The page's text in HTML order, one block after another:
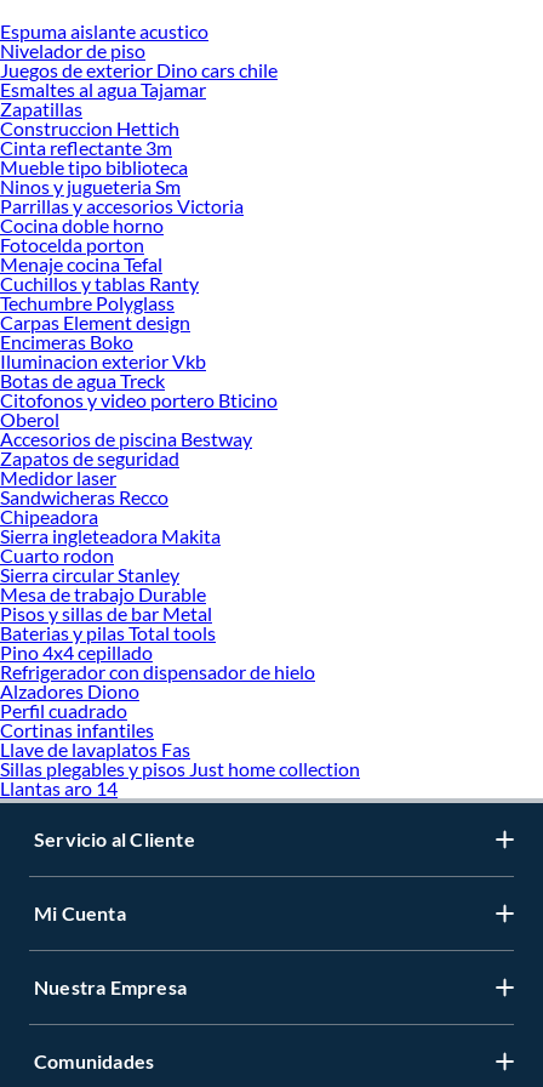
Desde remodelaciones hasta proyectos de decoración, estamos aquí para hacer
tus ideas realidad. ¡Visítanos y encuentra todo lo que tenemos para ofrecerte en
Estantes!
Explora la variedad de productos de Estantes en Sodimac
Herramientas, materiales y accesorios de calidad para tus proyectos y
renovación de espacios. ¡Visítanos y descubre todo lo que tenemos para
ofrecerte!
Encuentra una amplia variedad de productos de Estantes en Sodimac.
Encuentra todo lo necesario para tus proyectos de renovación y decoración.
¡Visítanos y haz tus ideas realidad!
Espuma aislante acustico
Nivelador de piso
Juegos de exterior Dino cars chile
Esmaltes al agua Tajamar
Zapatillas
Construccion Hettich
Cinta reflectante 3m
Mueble tipo biblioteca
Ninos y jugueteria Sm
Parrillas y accesorios Victoria
Cocina doble horno
Fotocelda porton
Menaje cocina Tefal
Cuchillos y tablas Ranty
Techumbre Polyglass
Carpas Element design
Encimeras Boko
Iluminacion exterior Vkb
Botas de agua Treck
Citofonos y video portero Bticino
Oberol
Accesorios de piscina Bestway
Zapatos de seguridad
Medidor laser
Sandwicheras Recco
Chipeadora
Sierra ingleteadora Makita
Cuarto rodon
Sierra circular Stanley
Mesa de trabajo Durable
Pisos y sillas de bar Metal
Baterias y pilas Total tools
Pino 4x4 cepillado
Refrigerador con dispensador de hielo
Alzadores Diono
Perfil cuadrado
Cortinas infantiles
Llave de lavaplatos Fas
Sillas plegables y pisos Just home collection
Llantas aro 14
Servicio al Cliente
Mi Cuenta
Nuestra Empresa
Comunidades